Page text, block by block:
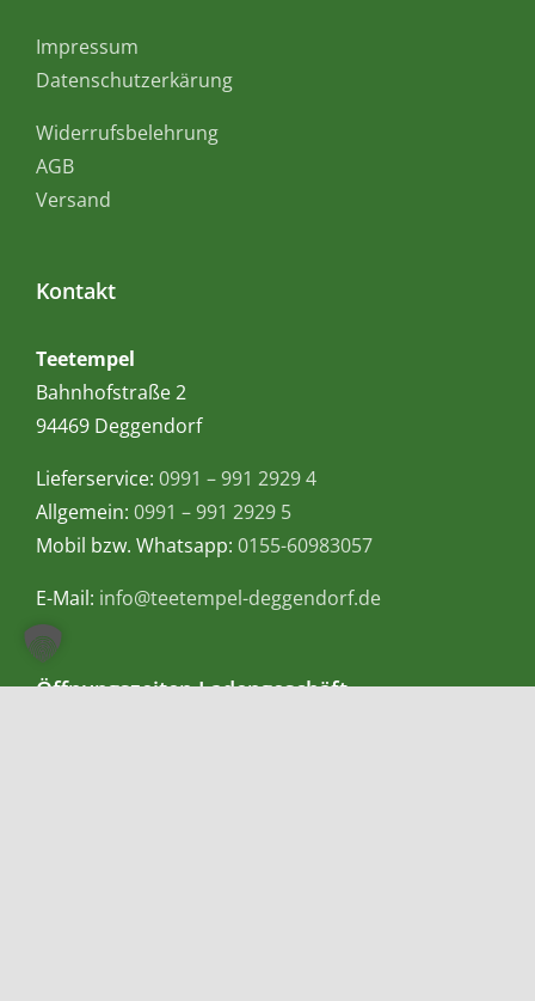
Impressum
Datenschutzerkärung
Widerrufsbelehrung
AGB
Versand
Kontakt
Teetempel
Bahnhofstraße 2
94469 Deggendorf
Lieferservice: 0991 – 991 2929 4
Allgemein: 0991 – 991 2929 5
Mobil bzw. Whatsapp: 0155-60983057
E-Mail: info@teetempel-deggendorf.de
Öffnungszeiten Ladengeschäft